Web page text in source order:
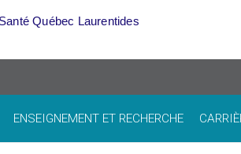
Santé Québec Laurentides
ENSEIGNEMENT ET RECHERCHE